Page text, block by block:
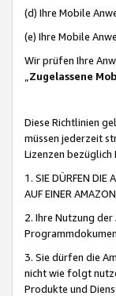
(d) Ihre Mobile
(e) Ihre Mobile
Wir prüfen Ihre
„Zugelassene
Diese Richtlinien
müssen jederzeit
Lizenzen bezüglich
1. SIE DÜRFEN DIE
AUF EINER
2. Ihre Nutzung
3. Sie dürfen die
nicht wie folgt
Produkte und